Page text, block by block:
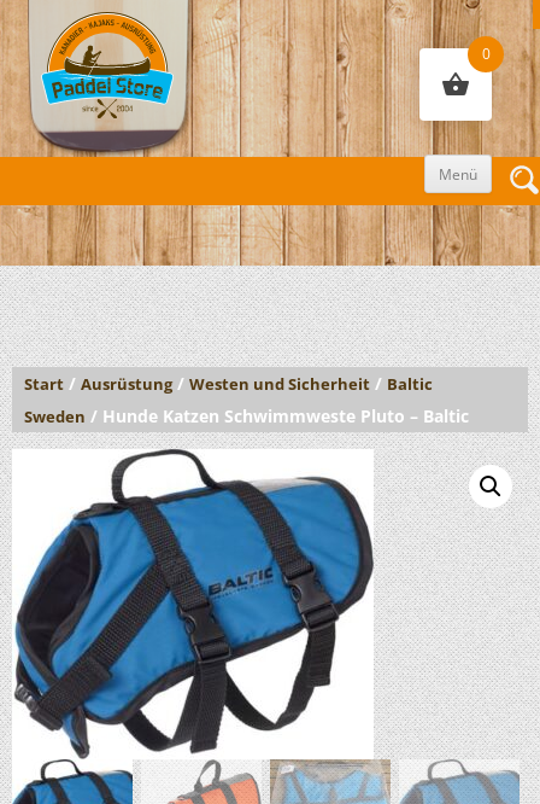
Menü
Zum
Inhalt
Start / Ausrüstung/ Westen und Sicherheit / Baltic
Sweden / Hunde Katzen Schwimmweste Pluto – Baltic
0